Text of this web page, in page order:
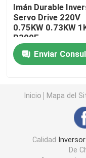
Inversor del
Servomotor de
Unidad de freno
Reactancia de
Imán Durable
Servo Drive 220V
0.75KW 0.73KW
P300E
Enviar
Inicio Mapa del
Calidad
De